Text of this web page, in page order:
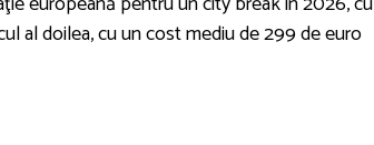
al doilea, cu un cost mediu de 299 de euro